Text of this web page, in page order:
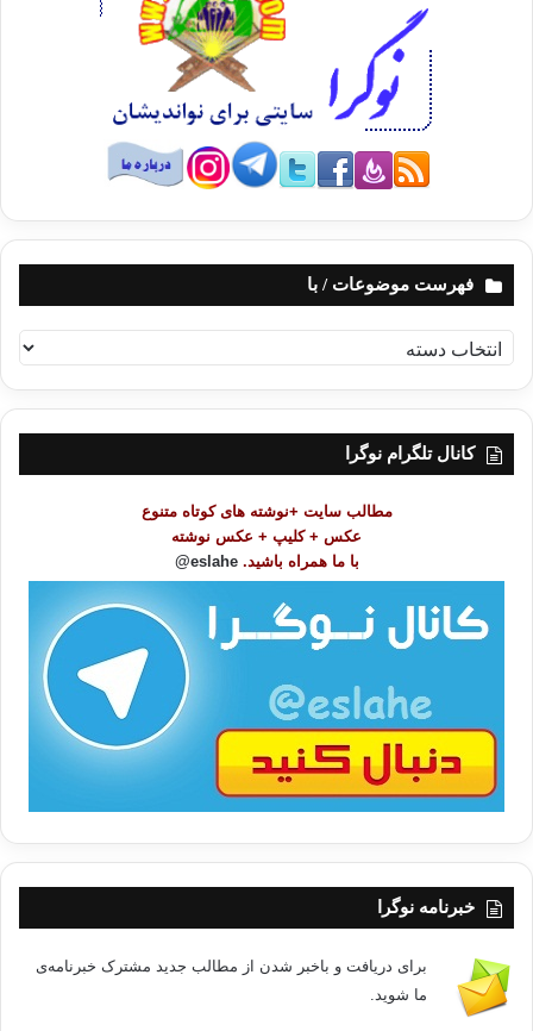
فهرست موضوعات / با
ه
ر
کانال تلگرام نوگرا
مطالب سایت +نوشته های کوتاه متنوع
عکس + کلیپ + عکس نوشته
با ما همراه باشید. eslahe@
خبرنامه نوگرا
برای دریافت و باخبر شدن از مطالب جدید مشترک خبرنامه‌ی
ما شوید.